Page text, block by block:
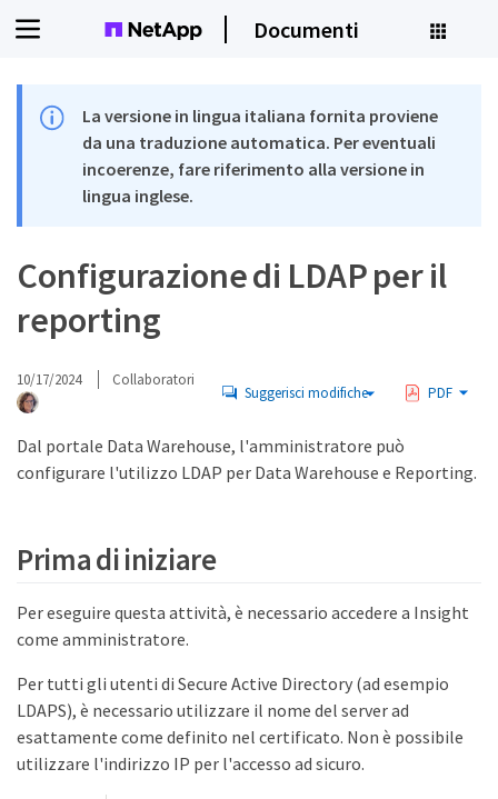
Documenti
La versione in lingua italiana fornita proviene
da una traduzione automatica. Per eventuali
incoerenze, fare riferimento alla versione in
lingua inglese.
Configurazione di LDAP per il
reporting
10/17/2024 Collaboratori
Suggerisci modifiche PDF
Dal portale Data Warehouse, l'amministratore può
configurare l'utilizzo LDAP per Data Warehouse e Reporting.
Prima di iniziare
Per eseguire questa attività, è necessario accedere a Insight
come amministratore.
Per tutti gli utenti di Secure Active Directory (ad esempio
LDAPS), è necessario utilizzare il nome del server ad
esattamente come definito nel certificato. Non è possibile
utilizzare l'indirizzo IP per l'accesso ad sicuro.